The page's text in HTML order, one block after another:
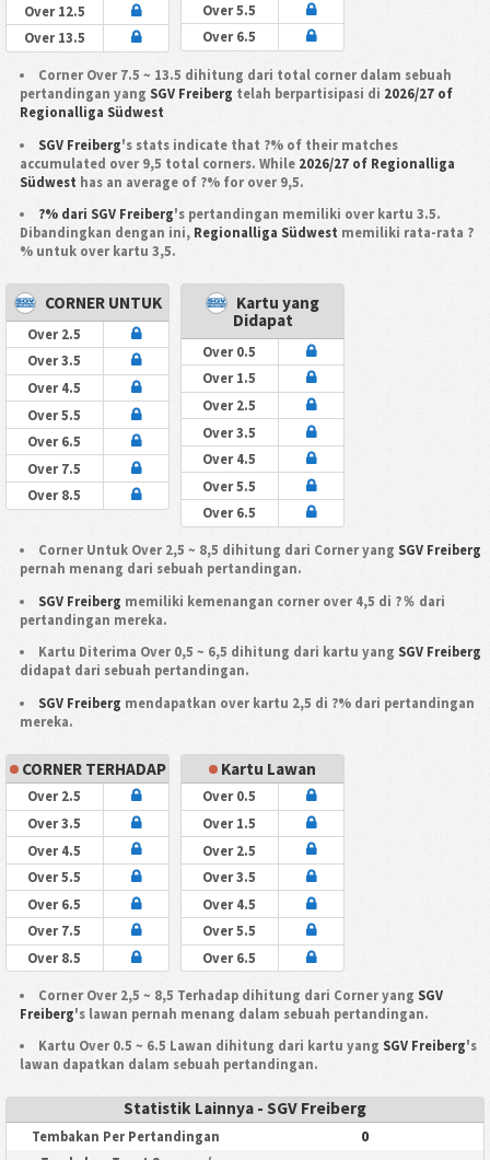
Over 12.5
Over 13.5
Over 5.5
Over 6.5
Corner Over 7.5 ~ 13.5 dihitung dari total corner dalam sebuah
pertandingan yang SGV Freiberg telah berpartisipasi di 2026/27 of
Regionalliga Südwest
SGV Freiberg's stats indicate that ?% of their matches
accumulated over 9,5 total corners. While 2026/27 of Regionalliga
Südwest has an average of ?% for over 9,5.
?% dari SGV Freiberg's pertandingan memiliki over kartu 3.5.
Dibandingkan dengan ini, Regionalliga Südwest memiliki rata-rata ?
% untuk over kartu 3,5.
CORNER UNTUK
Over 2.5
Over 3.5
Over 4.5
Over 5.5
Over 6.5
Over 7.5
Over 8.5
Kartu yang
Didapat
Over 0.5
Over 1.5
Over 2.5
Over 3.5
Over 4.5
Over 5.5
Over 6.5
Corner Untuk Over 2,5 ~ 8,5 dihitung dari Corner yang SGV Freiberg
pernah menang dari sebuah pertandingan.
SGV Freiberg memiliki kemenangan corner over 4,5 di ?％ dari
pertandingan mereka.
Kartu Diterima Over 0,5 ~ 6,5 dihitung dari kartu yang SGV Freiberg
didapat dari sebuah pertandingan.
SGV Freiberg mendapatkan over kartu 2,5 di ?% dari pertandingan
mereka.
CORNER TERHADAP
Over 2.5
Over 3.5
Over 4.5
Over 5.5
Over 6.5
Over 7.5
Over 8.5
Kartu Lawan
Over 0.5
Over 1.5
Over 2.5
Over 3.5
Over 4.5
Over 5.5
Over 6.5
Corner Over 2,5 ~ 8,5 Terhadap dihitung dari Corner yang SGV
Freiberg's lawan pernah menang dalam sebuah pertandingan.
Kartu Over 0.5 ~ 6.5 Lawan dihitung dari kartu yang SGV Freiberg's
lawan dapatkan dalam sebuah pertandingan.
Statistik Lainnya - SGV Freiberg
Tembakan Per Pertandingan 0